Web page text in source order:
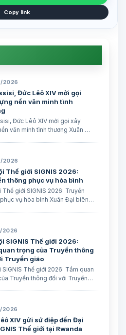
Copy link
2026
Đức Lêô XIV mời gọi
nền văn minh tình
Đức Lêô XIV mời gọi xây
văn minh tình thương Xuân Đại
2026
Thế giới SIGNIS 2026:
thông phục vụ hòa bình
Thế giới SIGNIS 2026: Truyền
vụ hòa bình Xuân Đại biên
2026
SIGNIS Thế giới 2026:
trọng của Truyền thông
Truyền giáo
SIGNIS Thế giới 2026: Tầm quan
Truyền thông đối với Truyền
2026
XIV gửi sứ điệp đến Đại
Thế giới tại Rwanda